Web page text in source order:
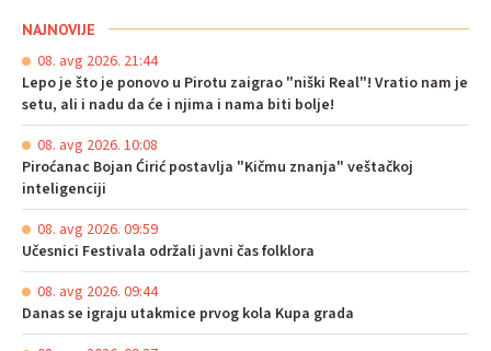
NAJNOVIJE
08. avg 2026. 21:44
Lepo je što je ponovo u Pirotu zaigrao "niški Real"! Vratio nam je
setu, ali i nadu da će i njima i nama biti bolje!
08. avg 2026. 10:08
Piroćanac Bojan Ćirić postavlja "Kičmu znanja" veštačkoj
inteligenciji
08. avg 2026. 09:59
Učesnici Festivala održali javni čas folklora
08. avg 2026. 09:44
Danas se igraju utakmice prvog kola Kupa grada